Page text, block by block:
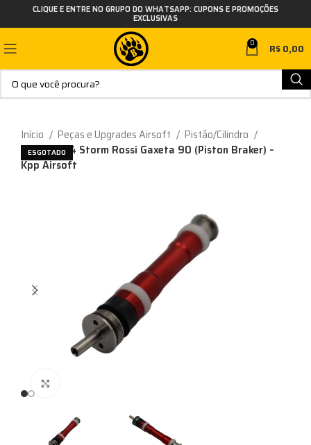
CLIQUE E ENTRE NO GRUPO DO WHATSAPP: CUPONS E PROMOÇÕES
EXCLUSIVAS
0 R$0,00
Início Peças e Upgrades Airsoft
Pistão/Cilindro
Pistao M24 Storm Rossi Gaxeta 90 (Piston Braker) –
Kpp Airsoft
ESGOTADO